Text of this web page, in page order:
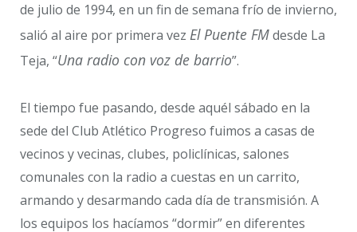
de julio de 1994, en un fin de semana frío de invierno,
salió al aire por primera vez El Puente FMdesde La
Teja, “Una radio con voz de barrio”.
El tiempo fue pasando, desde aquél sábado en la
sede del Club Atlético Progreso fuimos a casas de
vecinos y vecinas, clubes, policlínicas, salones
comunales con la radio a cuestas en un carrito,
armando y desarmando cada día de transmisión. A
los equipos los hacíamos “dormir” en diferentes